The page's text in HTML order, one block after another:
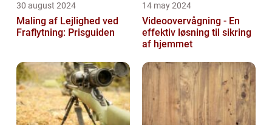
30 august 2024
Maling af Lejlighed ved
Fraflytning: Prisguiden
14 may 2024
Videoovervågning - En
effektiv løsning til sikring
af hjemmet